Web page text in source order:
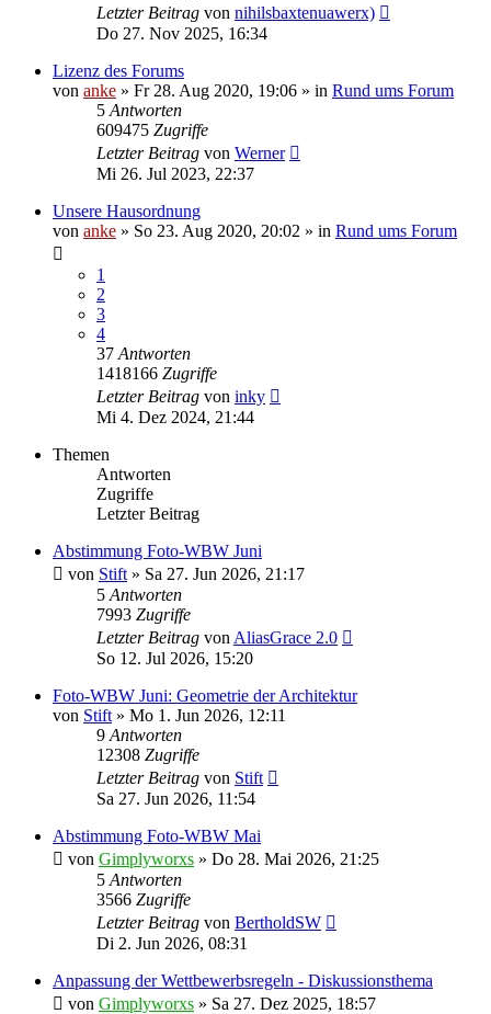
Letzter Beitrag von nihilsbaxtenuawerx)
Do 27. Nov 2025, 16:34
Lizenz des Forums
von anke » Fr 28. Aug 2020, 19:06 » in Rund ums Forum
5 Antworten
609475 Zugriffe
Letzter Beitrag von Werner
Mi 26. Jul 2023, 22:37
Unsere Hausordnung
von anke » So 23. Aug 2020, 20:02 » in Rund ums Forum
1
2
3
4
37 Antworten
1418166 Zugriffe
Letzter Beitrag von inky
Mi 4. Dez 2024, 21:44
Themen
Antworten
Zugriffe
Letzter Beitrag
Abstimmung Foto-WBW Juni
von Stift » Sa 27. Jun 2026, 21:17
5 Antworten
7993 Zugriffe
Letzter Beitrag von AliasGrace 2.0
So 12. Jul 2026, 15:20
Foto-WBW Juni: Geometrie der Architektur
von Stift » Mo 1. Jun 2026, 12:11
9 Antworten
12308 Zugriffe
Letzter Beitrag von Stift
Sa 27. Jun 2026, 11:54
Abstimmung Foto-WBW Mai
von Gimplyworxs » Do 28. Mai 2026, 21:25
5 Antworten
3566 Zugriffe
Letzter Beitrag von BertholdSW
Di 2. Jun 2026, 08:31
Anpassung der Wettbewerbsregeln - Diskussionsthema
von Gimplyworxs » Sa 27. Dez 2025, 18:57